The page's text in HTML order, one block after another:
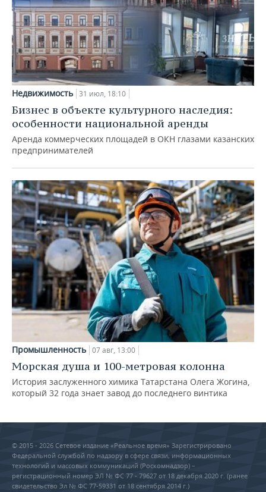
Недвижимость 31 июл, 18:10
Бизнес в объекте культурного наследия:
особенности национальной аренды
Аренда коммерческих площадей в ОКН глазами казанских
предпринимателей
Промышленность 07 авг, 13:00
Морская душа и 100-метровая колонна
История заслуженного химика Татарстана Олега Жогина,
который 32 года знает завод до последнего винтика
© 2015 - 2026 Сетевое издание «Реальное время» Зарегистрировано
Федеральной службой по надзору в сфере связи, информационных
технологий и массовых коммуникаций (Роскомнадзор) –
регистрационный номер ЭЛ № ФС 77 - 79627 от 18 декабря 2020 г. (ранее
свидетельство Эл № ФС 77-59331 от 18 сентября 2014 г.)